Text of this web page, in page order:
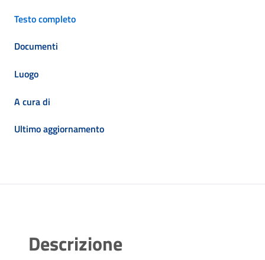
Testo completo
Documenti
Luogo
A cura di
Ultimo aggiornamento
Descrizione